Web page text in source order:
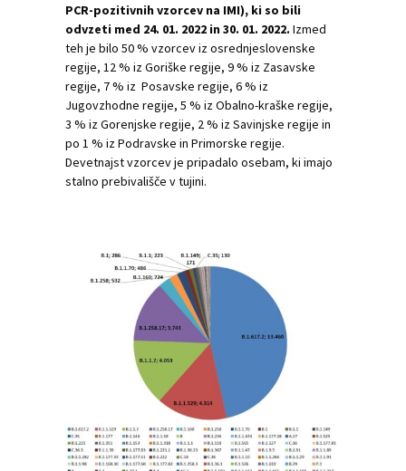
PCR-pozitivnih vzorcev na IMI), ki so bili
odvzeti med 24. 01. 2022 in 30. 01. 2022. Izmed
teh je bilo 50 % vzorcev iz osrednjeslovenske
regije, 12 % iz Goriške regije, 9 % iz Zasavske
regije, 7 % iz Posavske regije, 6 % iz
Jugovzhodne regije, 5 % iz Obalno-kraške regije,
3 % iz Gorenjske regije, 2 % iz Savinjske regije in
po 1 % iz Podravske in Primorske regije.
Devetnajst vzorcev je pripadalo osebam, ki imajo
stalno prebivališče v tujini.